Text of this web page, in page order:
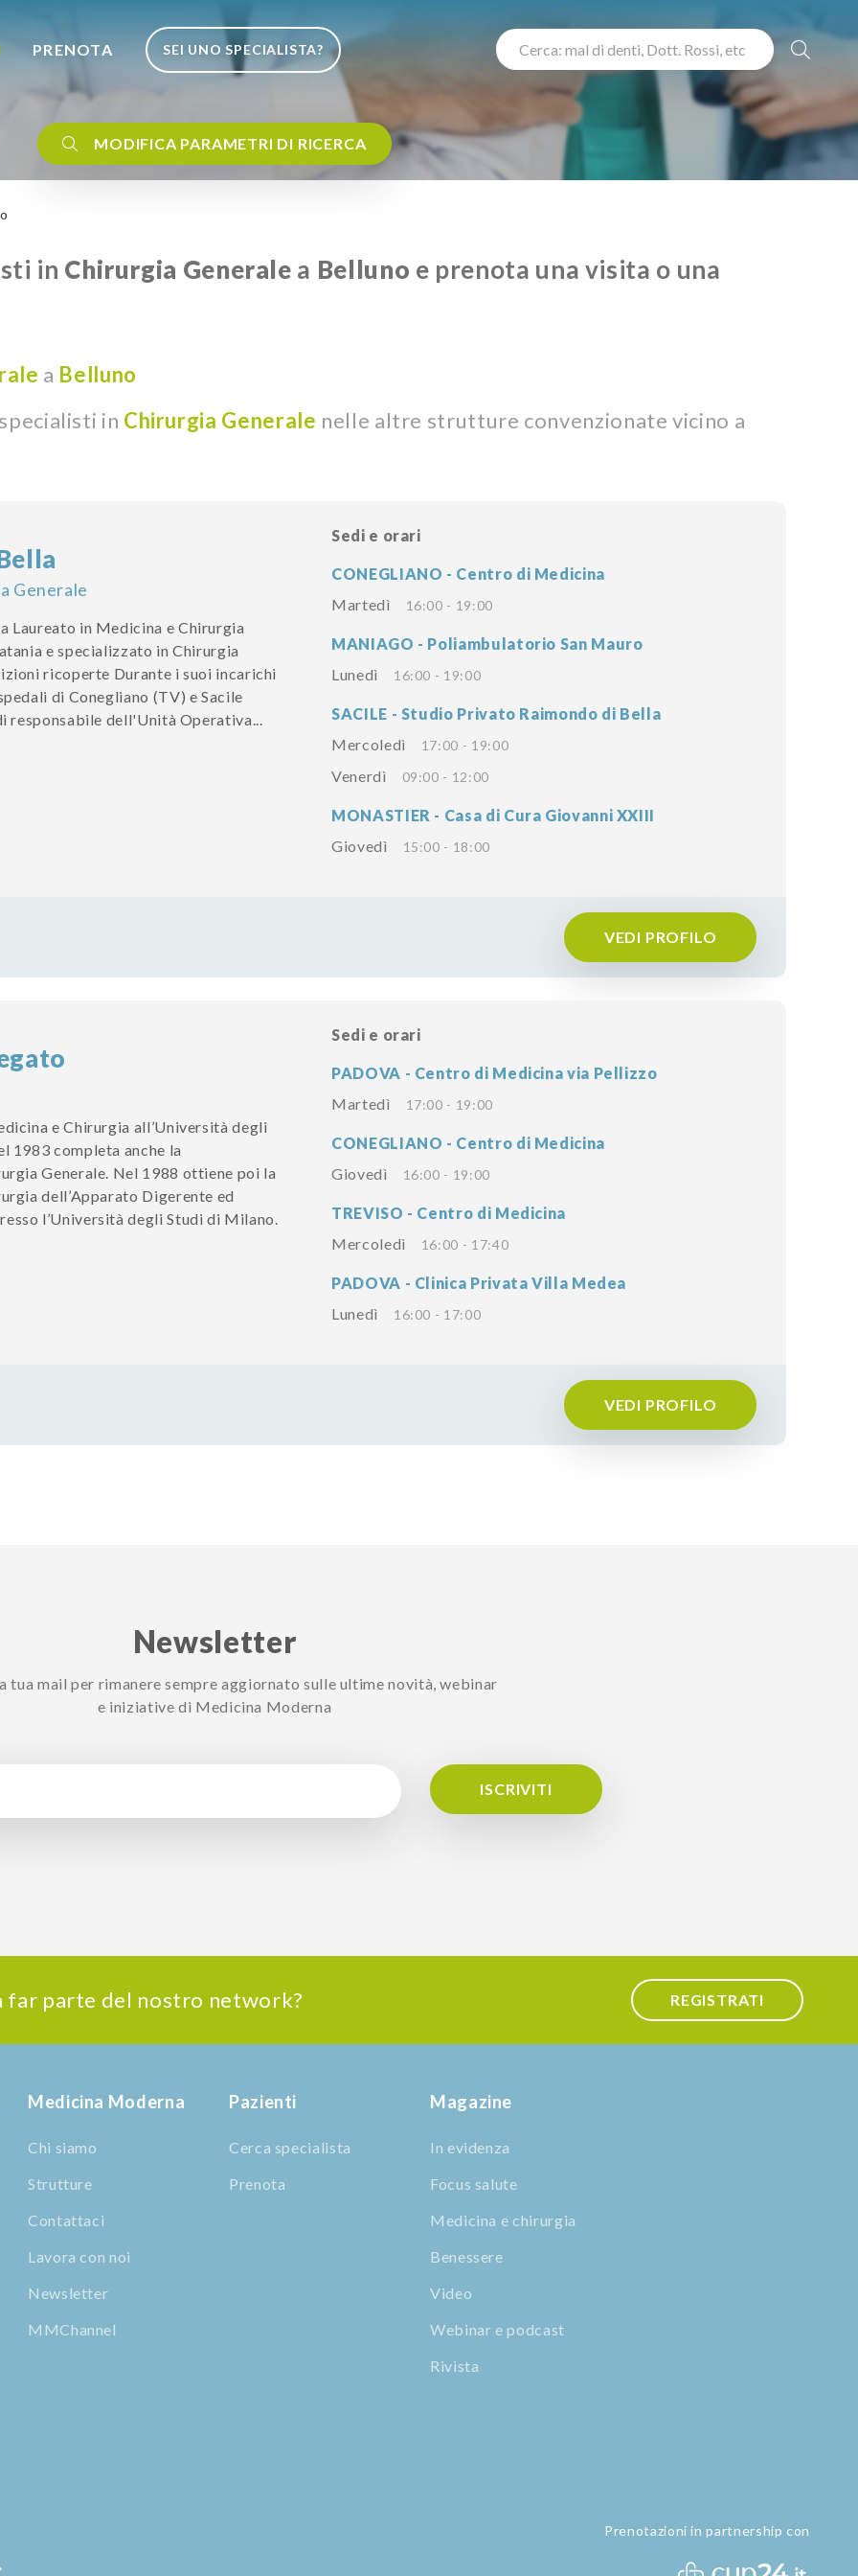
PRENOTA SEI UNO SPECIALISTA?
MODIFICA PARAMETRI DI RICERCA
in Chirurgia Generale a Belluno e prenota una visita o una
a Belluno
in Chirurgia Generale nelle altre strutture convenzionate vicino a
Generale
Laureato in Medicina e Chirurgia
e specializzato in Chirurgia
ricoperte Durante i suoi incarichi
di Conegliano (TV) e Sacile
responsabile dell'Unità Operativa...
Sedi e orari
CONEGLIANO - Centro di Medicina
Martedì
16:00 - 19:00
MANIAGO - Poliambulatorio San Mauro
Lunedì
16:00 - 19:00
SACILE - Studio Privato Raimondo di Bella
Mercoledì
17:00 - 19:00
Venerdì 09:00 - 12:00
MONASTIER - Casa di Cura Giovanni XXIII
Giovedì
15:00 - 18:00
VEDI PROFILO
e Chirurgia all’Università degli
1983 completa anche la
Generale. Nel 1988 ottiene poi la
dell’Apparato Digerente ed
l’Università degli Studi di Milano.
Sedi e orari
PADOVA - Centro di Medicina via Pellizzo
Martedì
17:00 - 19:00
CONEGLIANO - Centro di Medicina
Giovedì
16:00 - 19:00
TREVISO - Centro di Medicina
Mercoledì
16:00 - 17:40
PADOVA - Clinica Privata Villa Medea
Lunedì
16:00 - 17:00
VEDI PROFILO
Newsletter
tua mail per rimanere sempre aggiornato sulle ultime novità, webinar
e iniziative di Medicina Moderna
ISCRIVITI
far parte del nostro network? REGISTRATI
Medicina Moderna
Chi siamo
Strutture
Contattaci
Lavora con noi
Newsletter
MMChannel
Pazienti
Cerca specialista
Prenota
Magazine
In evidenza
Focus salute
Medicina e chirurgia
Benessere
Video
Webinar e podcast
Rivista
Prenotazioni in partnership con